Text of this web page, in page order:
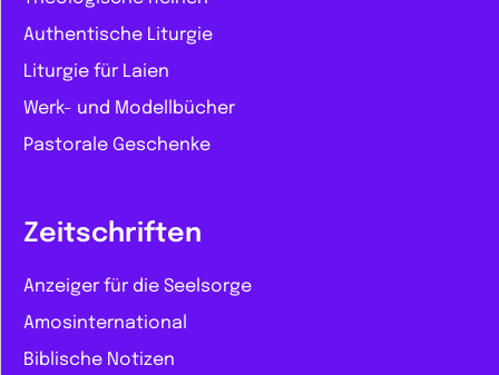
Authentische Liturgie
Liturgie für Laien
Werk- und Modellbücher
Pastorale Geschenke
Zeitschriften
Anzeiger für die Seelsorge
Amosinternational
Biblische Notizen